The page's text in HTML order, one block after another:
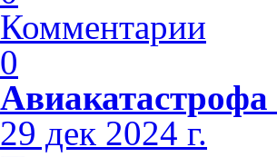
Комментарии
0
29 дек 2024 г.